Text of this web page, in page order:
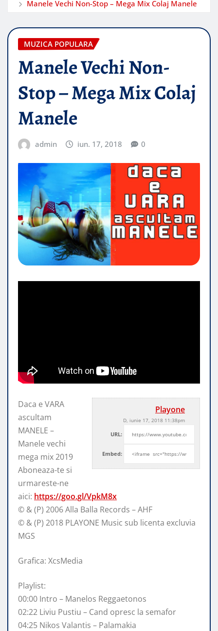
Manele Vechi Non-Stop – Mega Mix Colaj Manele
MUZICA POPULARA
Manele Vechi Non-
Stop – Mega Mix Colaj
Manele
admin iun. 17, 2018 0
Playone
D, iunie 17, 2018 11:38pm
URL:
Embed:
Daca e VARA
ascultam
MANELE –
Manele vechi
mega mix 2019
Aboneaza-te si
urmareste-ne
aici: https://goo.gl/VpkM8x
© & (P) 2006 Alla Balla Records – AHF
© & (P) 2018 PLAYONE Music sub licenta excluvia
MGS
Grafica: XcsMedia
Playlist:
00:00 Intro – Manelos Reggaetonos
02:22 Liviu Pustiu – Cand opresc la semafor
04:25 Nikos Valantis – Palamakia